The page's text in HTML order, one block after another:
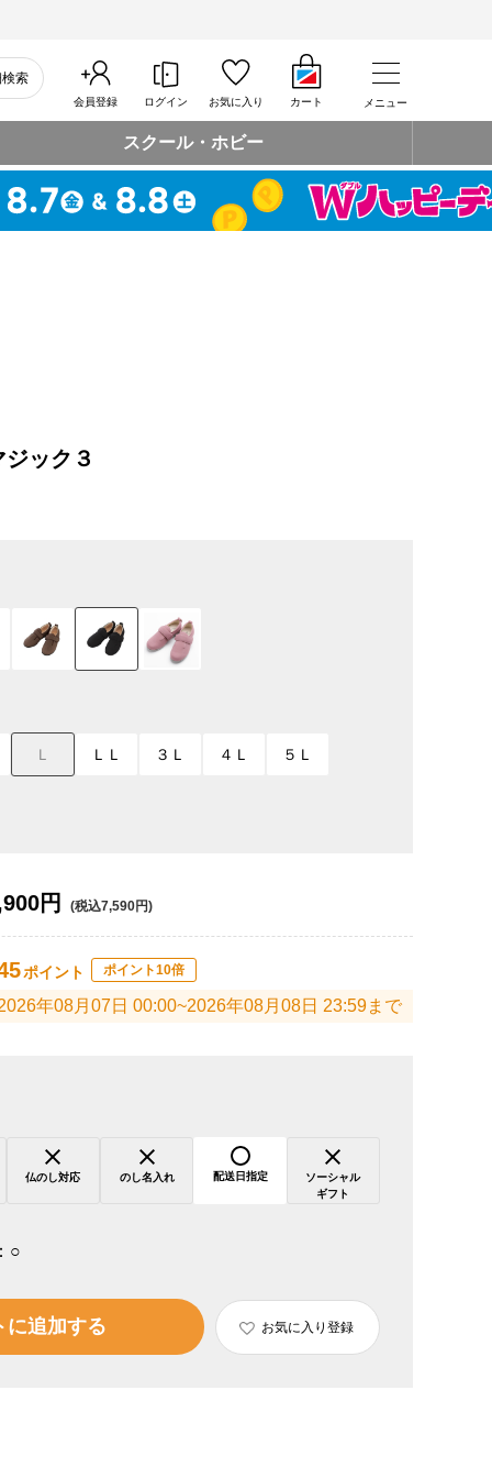
索
会員登録 ログイン お気に入り カート メニュー
スクール・ホビー
ジック３
Ｌ ＬＬ ３Ｌ ４Ｌ ５Ｌ
円 (税込7,590円)
ポイント ポイント10倍
年08月07日 00:00~2026年08月08日 23:59まで
仏のし対応 のし名入れ 配送日指定
ソーシャル
ギフト
○
に追加する お気に入り登録